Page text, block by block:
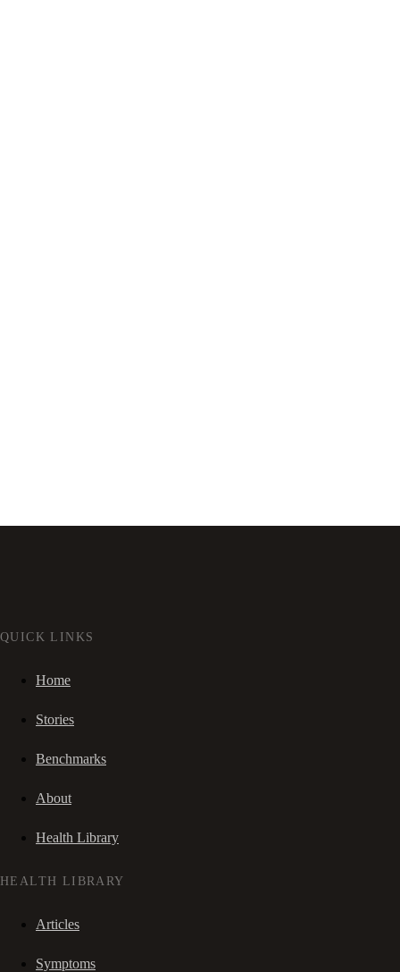
QUICK LINKS
Home
Stories
Benchmarks
About
Health Library
HEALTH LIBRARY
Articles
Symptoms